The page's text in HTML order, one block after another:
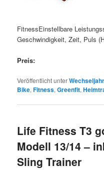
FitnessEinstellbare
Geschwindigkeit, Zeit, Puls
Preis:
Veröffentlicht unter
Bike,Fitness,Greenfit,
Life Fitness T3
Modell 13/14 –
Sling Trainer